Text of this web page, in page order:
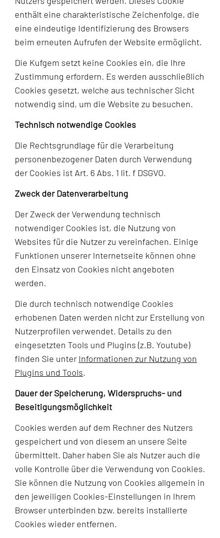
enthält eine charakteristische Zeichenfolge, die
eine eindeutige Identifizierung des Browsers
beim erneuten Aufrufen der Website ermöglicht.
Die Kufgem setzt keine Cookies ein, die Ihre
Zustimmung erfordern. Es werden ausschließlich
Cookies gesetzt, welche aus technischer Sicht
notwendig sind, um die Website zu besuchen.
Technisch notwendige Cookies
Die Rechtsgrundlage für die Verarbeitung
personenbezogener Daten durch Verwendung
der Cookies ist Art. 6 Abs. 1 lit. f DSGVO.
Zweck der Datenverarbeitung
Der Zweck der Verwendung technisch
notwendiger Cookies ist, die Nutzung von
Websites für die Nutzer zu vereinfachen. Einige
Funktionen unserer Internetseite können ohne
den Einsatz von Cookies nicht angeboten
werden.
Die durch technisch notwendige Cookies
erhobenen Daten werden nicht zur Erstellung von
Nutzerprofilen verwendet. Details zu den
eingesetzten Tools und Plugins (z.B. Youtube)
finden Sie unter Informationen zur Nutzung von
Plugins und Tools.
Dauer der Speicherung, Widerspruchs- und
Beseitigungsmöglichkeit
Cookies werden auf dem Rechner des Nutzers
gespeichert und von diesem an unsere Seite
übermittelt. Daher haben Sie als Nutzer auch die
volle Kontrolle über die Verwendung von Cookies.
Sie können die Nutzung von Cookies allgemein in
den jeweiligen Cookies-Einstellungen in Ihrem
Browser unterbinden bzw. bereits installierte
Cookies wieder entfernen.